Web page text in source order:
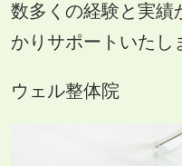
数多くの経験と実績
かりサポートいたし
ウェル整体院